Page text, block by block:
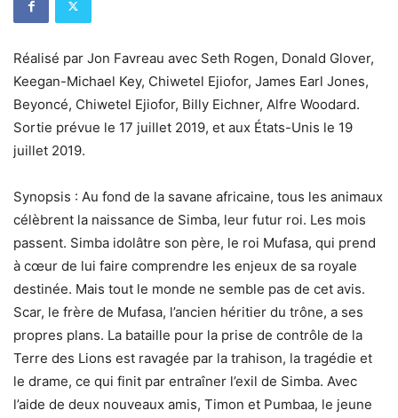
Réalisé par Jon Favreau avec Seth Rogen, Donald Glover,
Keegan-Michael Key, Chiwetel Ejiofor, James Earl Jones,
Beyoncé, Chiwetel Ejiofor, Billy Eichner, Alfre Woodard.
Sortie prévue le 17 juillet 2019, et aux États-Unis le 19
juillet 2019.
Synopsis : Au fond de la savane africaine, tous les animaux
célèbrent la naissance de Simba, leur futur roi. Les mois
passent. Simba idolâtre son père, le roi Mufasa, qui prend
à cœur de lui faire comprendre les enjeux de sa royale
destinée. Mais tout le monde ne semble pas de cet avis.
Scar, le frère de Mufasa, l’ancien héritier du trône, a ses
propres plans. La bataille pour la prise de contrôle de la
Terre des Lions est ravagée par la trahison, la tragédie et
le drame, ce qui finit par entraîner l’exil de Simba. Avec
l’aide de deux nouveaux amis, Timon et Pumbaa, le jeune